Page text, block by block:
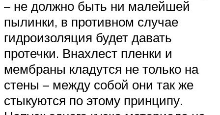
– не должно быть ни малейшей
пылинки, в противном случае
гидроизоляция будет давать
протечки. Внахлест пленки и
мембраны кладутся не только на
стены – между собой они так же
стыкуются по этому принципу.